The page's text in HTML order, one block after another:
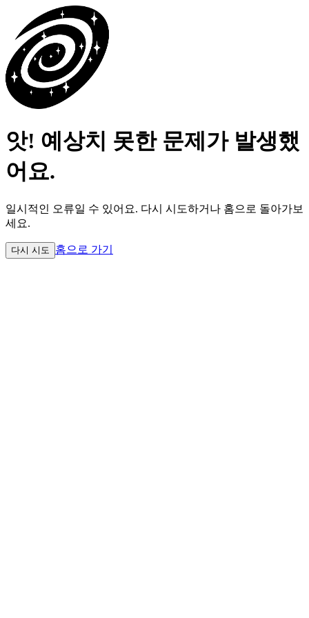
앗! 예상치 못한 문제가 발생했
어요.
일시적인 오류일 수 있어요. 다시 시도하거나 홈으로 돌아가보
세요.
다시 시도 홈으로 가기